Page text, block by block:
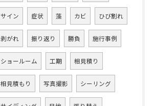
サイン 症状 藻 カビ ひび割れ
剥がれ 振り返り 勝負 施行事例
ショールーム 工期 相見積り
相見積もり 写真撮影 シーリング